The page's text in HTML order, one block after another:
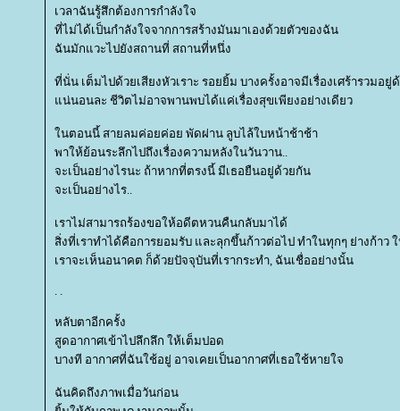
เวลาฉันรู้สึกต้องการกำลังใจ
ที่ไม่ได้เป็นกำลังใจจากการสร้างมันมาเองด้วยตัวของฉัน
ฉันมักแวะไปยังสถานที่ สถานที่หนึ่ง
ที่นั่น เต็มไปด้วยเสียงหัวเราะ รอยยิ้ม บางครั้งอาจมีเรื่องเศร้ารวมอ
น่นอนละ ชีวิตไม่อาจพานพบได้แค่เรื่องสุขเพียงอย่างเดียว
นตอนนี้ สายลมค่อยค่อย พัดผ่าน ลูบไล้ใบหน้าช้าช้า
พาให้ย้อนระลึกไปถึงเรื่องความหลังในวันวาน..
จะเป็นอย่างไรนะ ถ้าหากที่ตรงนี้ มีเธอยืนอยู่ด้วยกัน
จะเป็นอย่างไร..
เราไม่สามารถร้องขอให้อดีตหวนคืนกลับมาได้
สิ่งที่เราทำได้คือการยอมรับ และลุกขึ้นก้าวต่อไป ทำในทุกๆ ย่างก้าว
เราจะเห็นอนาคต ก็ด้วยปัจจุบันที่เรากระทำ, ฉันเชื่ออย่างนั้น
. .
หลับตาอีกครั้ง
สูดอากาศเข้าไปลึกลึก ให้เต็มปอด
บางที อากาศที่ฉันใช้อยู่ อาจเคยเป็นอากาศที่เธอใช้หายใจ
ฉันคิดถึงภาพเมื่อวันก่อน